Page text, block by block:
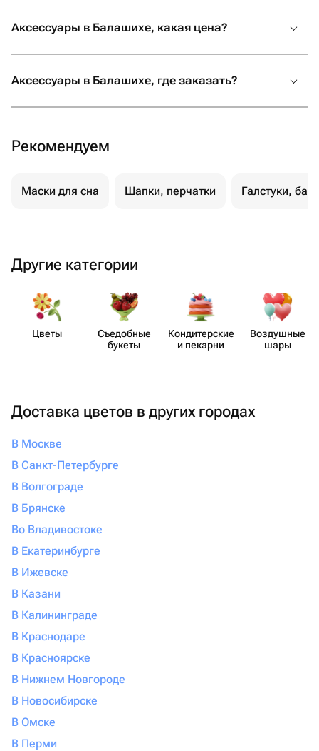
Аксессуары в Балашихе, какая цена?
Аксессуары в Балашихе, где заказать?
Рекомендуем
Маски для сна Шапки, перчатки Галстуки,
Другие категории
Цветы
Съедобные
букеты
Кондит​ерские
и пекарни
Воздушные
шары
Доставка цветов в других городах
В Москве
В Санкт-Петербурге
В Волгограде
В Брянске
Во Владивостоке
В Екатеринбурге
В Ижевске
В Казани
В Калининграде
В Краснодаре
В Красноярске
В Нижнем Новгороде
В Новосибирске
В Омске
В Перми